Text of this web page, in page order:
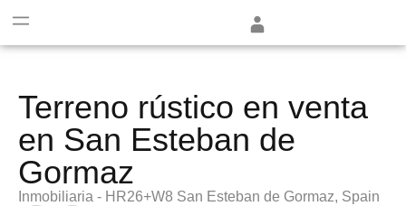
Terreno rústico en venta
en San Esteban de
Gormaz
Inmobiliaria - HR26+W8 San Esteban de Gormaz, Spain